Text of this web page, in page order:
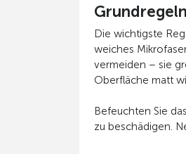
Die wichtigste
weiches
vermeiden – sie
Oberfläche matt
Befeuchten Sie
zu beschädigen.